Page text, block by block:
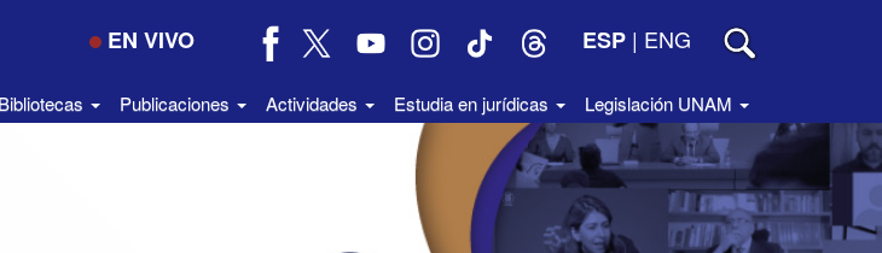
EN VIVO ESP | ENG
Bibliotecas Publicaciones Actividades Estudia en jurídicas Legislación UNAM